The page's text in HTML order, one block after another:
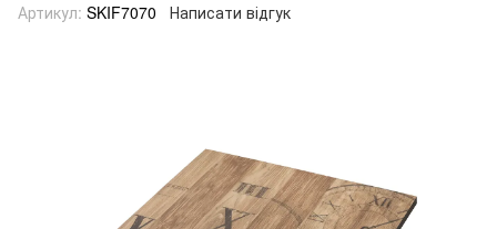
Артикул: SKIF7070 Написати відгук